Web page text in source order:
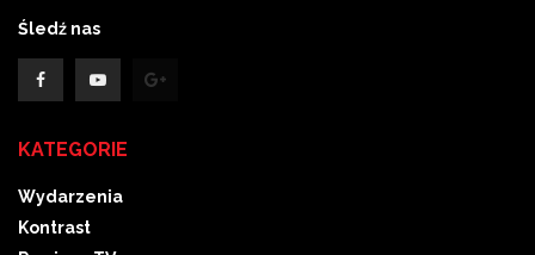
Śledź nas
KATEGORIE
Wydarzenia
Kontrast